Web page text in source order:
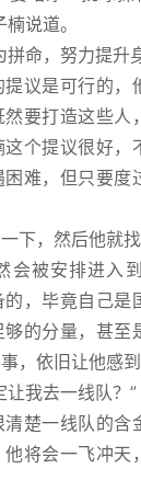
说道。
拼命，努力提升
议是可行的，
要打造这些人
个提议很好，
难，但只要度
下，然后他就找
会被安排进入
，毕竟自己是
的分量，甚至
，依旧让他感到
让我去一线队？”
楚一线队的含
将会一飞冲天